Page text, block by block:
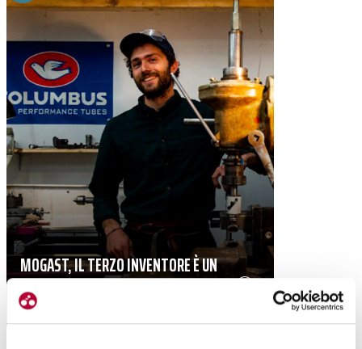
MOGAST, IL TERZO INVENTORE È UN
MILANESE CHE SALDA TELAI A BERLINO
|09-05-2026